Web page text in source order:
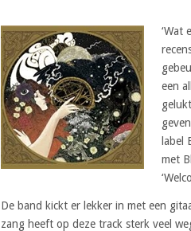
‘Wat
een
label
met
De band kickt er lekker in met een
zang heeft op deze track sterk veel